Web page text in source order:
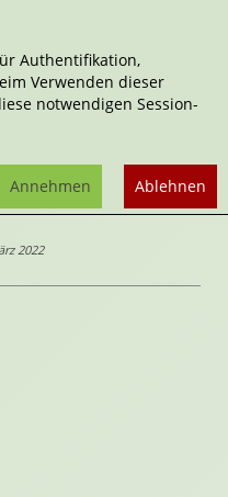
Mystery
von
Sonja
2022
Authentifikation,
Verwenden dieser
notwendigen Session-
Ablehnen
Annehmen